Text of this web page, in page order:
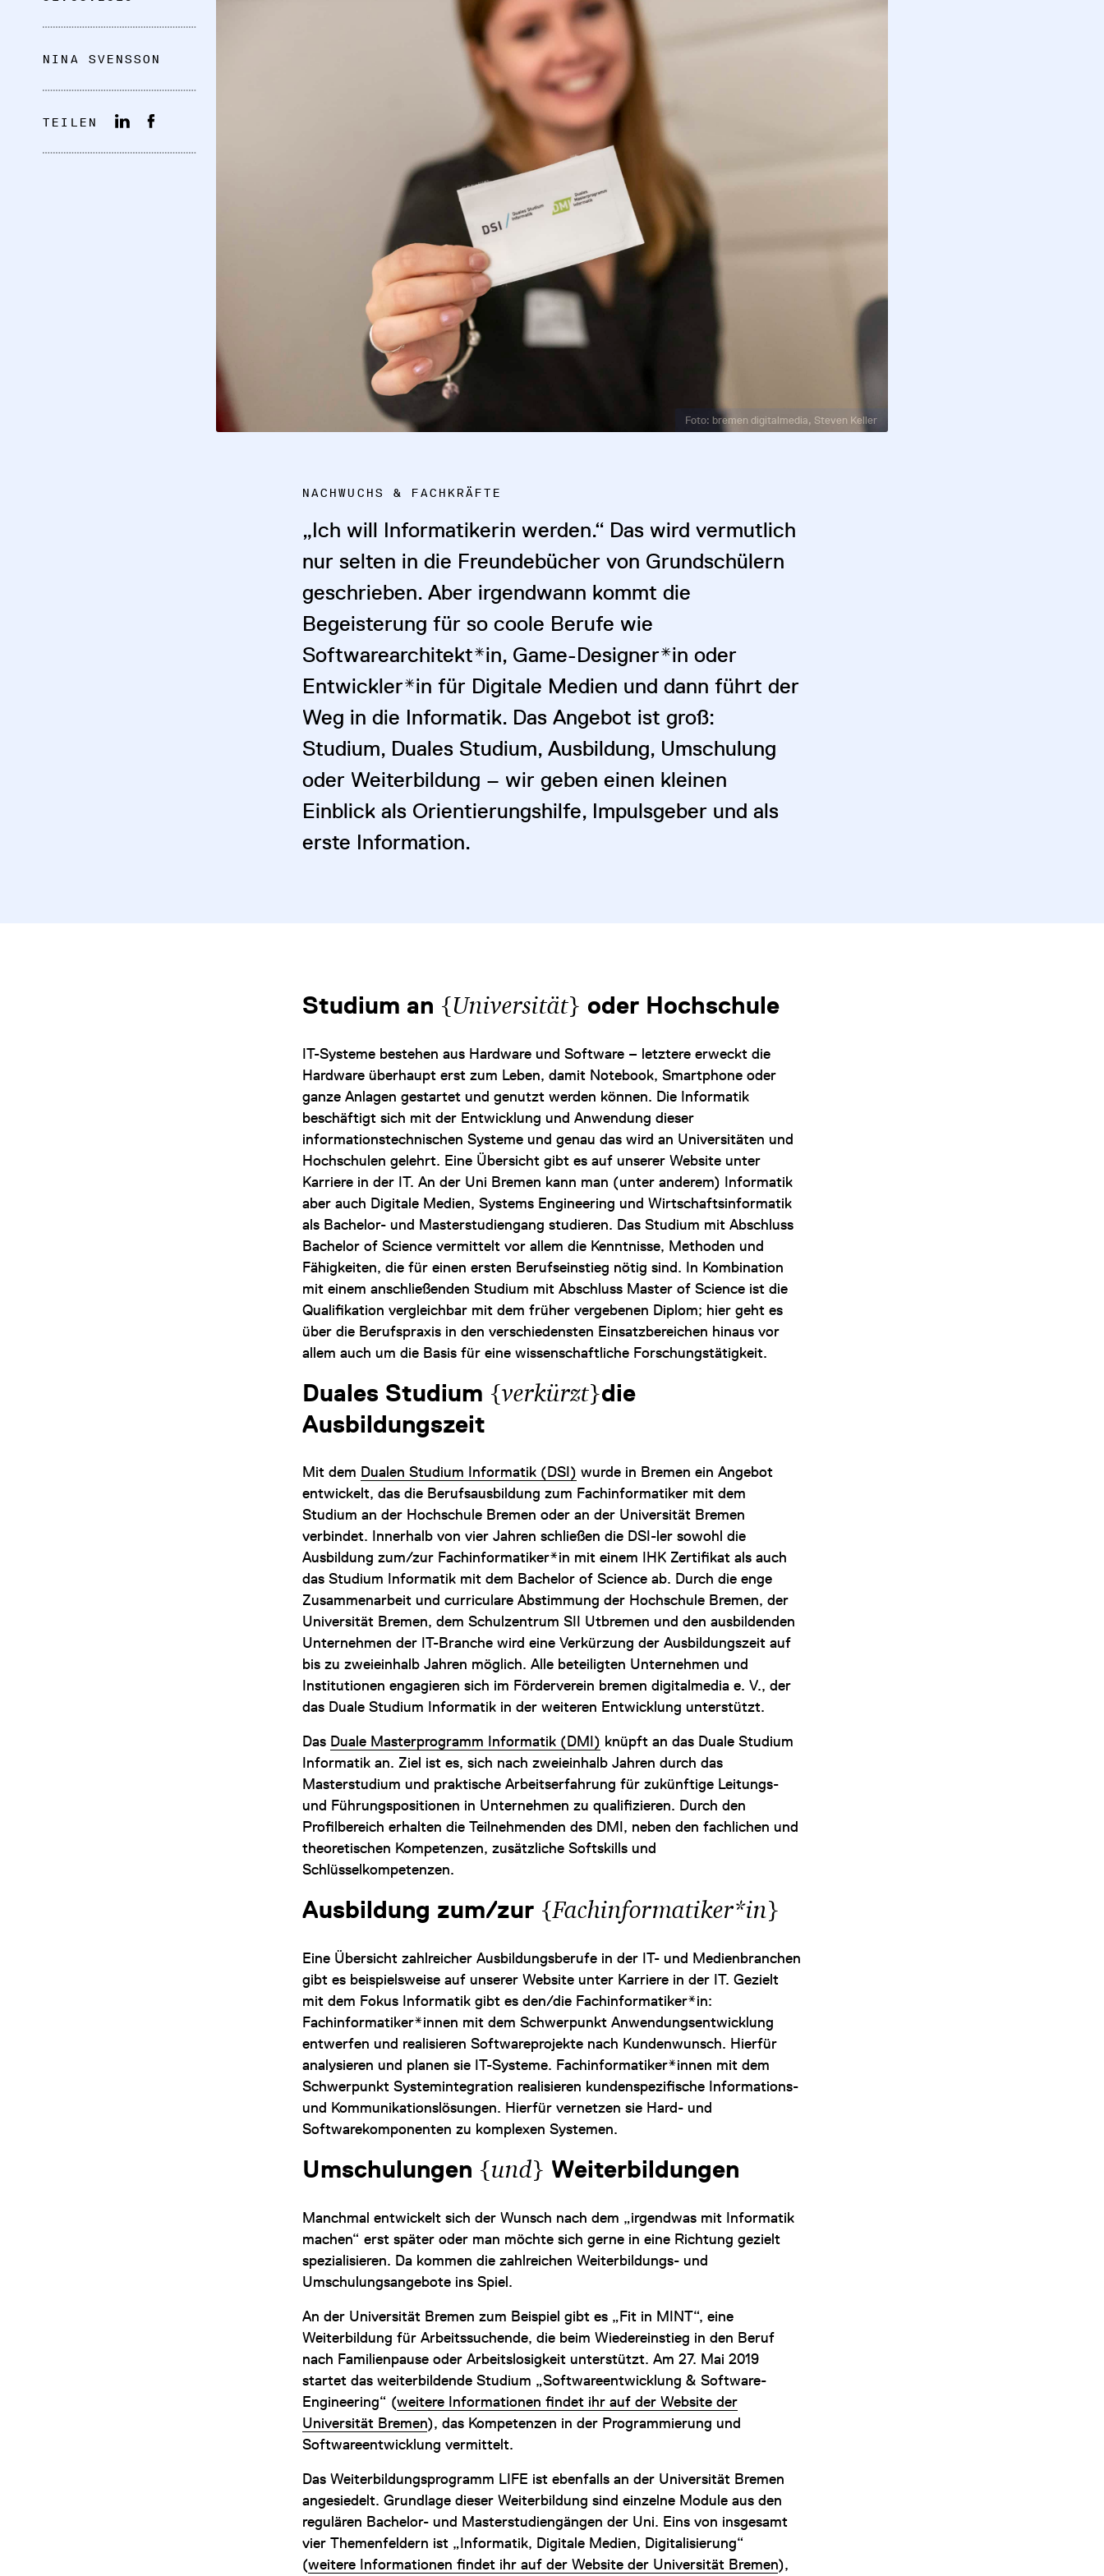
NINA SVENSSON
TEILEN
Foto: bremen digitalmedia, Steven Keller
NACHWUCHS & FACHKRÄFTE
„Ich will Informatikerin werden.“ Das wird vermutlich
nur selten in die Freundebücher von Grundschülern
geschrieben. Aber irgendwann kommt die
Begeisterung für so coole Berufe wie
Softwarearchitekt*in, Game-Designer*in oder
Entwickler*in für Digitale Medien und dann führt der
Weg in die Informatik. Das Angebot ist groß:
Studium, Duales Studium, Ausbildung, Umschulung
oder Weiterbildung – wir geben einen kleinen
Einblick als Orientierungshilfe, Impulsgeber und als
erste Information.
Studium an {Universität} oder Hochschule
IT-Systeme bestehen aus Hardware und Software – letztere erweckt die
Hardware überhaupt erst zum Leben, damit Notebook, Smartphone oder
ganze Anlagen gestartet und genutzt werden können. Die Informatik
beschäftigt sich mit der Entwicklung und Anwendung dieser
informationstechnischen Systeme und genau das wird an Universitäten und
Hochschulen gelehrt. Eine Übersicht gibt es auf unserer Website unter
Karriere in der IT. An der Uni Bremen kann man (unter anderem) Informatik
aber auch Digitale Medien, Systems Engineering und Wirtschaftsinformatik
als Bachelor- und Masterstudiengang studieren. Das Studium mit Abschluss
Bachelor of Science vermittelt vor allem die Kenntnisse, Methoden und
Fähigkeiten, die für einen ersten Berufseinstieg nötig sind. In Kombination
mit einem anschließenden Studium mit Abschluss Master of Science ist die
Qualifikation vergleichbar mit dem früher vergebenen Diplom; hier geht es
über die Berufspraxis in den verschiedensten Einsatzbereichen hinaus vor
allem auch um die Basis für eine wissenschaftliche Forschungstätigkeit.
Duales Studium {verkürzt}die
Ausbildungszeit
Mit dem Dualen Studium Informatik (DSI) wurde in Bremen ein Angebot
entwickelt, das die Berufsausbildung zum Fachinformatiker mit dem
Studium an der Hochschule Bremen oder an der Universität Bremen
verbindet. Innerhalb von vier Jahren schließen die DSI-ler sowohl die
Ausbildung zum/zur Fachinformatiker*in mit einem IHK Zertifikat als auch
das Studium Informatik mit dem Bachelor of Science ab. Durch die enge
Zusammenarbeit und curriculare Abstimmung der Hochschule Bremen, der
Universität Bremen, dem Schulzentrum SII Utbremen und den ausbildenden
Unternehmen der IT-Branche wird eine Verkürzung der Ausbildungszeit auf
bis zu zweieinhalb Jahren möglich. Alle beteiligten Unternehmen und
Institutionen engagieren sich im Förderverein bremen digitalmedia e. V., der
das Duale Studium Informatik in der weiteren Entwicklung unterstützt.
Das Duale Masterprogramm Informatik (DMI) knüpft an das Duale Studium
Informatik an. Ziel ist es, sich nach zweieinhalb Jahren durch das
Masterstudium und praktische Arbeitserfahrung für zukünftige Leitungs-
und Führungspositionen in Unternehmen zu qualifizieren. Durch den
Profilbereich erhalten die Teilnehmenden des DMI, neben den fachlichen und
theoretischen Kompetenzen, zusätzliche Softskills und
Schlüsselkompetenzen.
Ausbildung zum/zur {Fachinformatiker*in}
Eine Übersicht zahlreicher Ausbildungsberufe in der IT- und Medienbranchen
gibt es beispielsweise auf unserer Website unter Karriere in der IT. Gezielt
mit dem Fokus Informatik gibt es den/die Fachinformatiker*in:
Fachinformatiker*innen mit dem Schwerpunkt Anwendungsentwicklung
entwerfen und realisieren Softwareprojekte nach Kundenwunsch. Hierfür
analysieren und planen sie IT-Systeme. Fachinformatiker*innen mit dem
Schwerpunkt Systemintegration realisieren kundenspezifische Informations-
und Kommunikationslösungen. Hierfür vernetzen sie Hard- und
Softwarekomponenten zu komplexen Systemen.
Umschulungen {und} Weiterbildungen
Manchmal entwickelt sich der Wunsch nach dem „irgendwas mit Informatik
machen“ erst später oder man möchte sich gerne in eine Richtung gezielt
spezialisieren. Da kommen die zahlreichen Weiterbildungs- und
Umschulungsangebote ins Spiel.
An der Universität Bremen zum Beispiel gibt es „Fit in MINT“, eine
Weiterbildung für Arbeitssuchende, die beim Wiedereinstieg in den Beruf
nach Familienpause oder Arbeitslosigkeit unterstützt. Am 27. Mai 2019
startet das weiterbildende Studium „Softwareentwicklung & Software-
Engineering“ (weitere Informationen findet ihr auf der Website der
Universität Bremen), das Kompetenzen in der Programmierung und
Softwareentwicklung vermittelt.
Das Weiterbildungsprogramm LIFE ist ebenfalls an der Universität Bremen
angesiedelt. Grundlage dieser Weiterbildung sind einzelne Module aus den
regulären Bachelor- und Masterstudiengängen der Uni. Eins von insgesamt
vier Themenfeldern ist „Informatik, Digitale Medien, Digitalisierung“
(weitere Informationen findet ihr auf der Website der Universität Bremen),